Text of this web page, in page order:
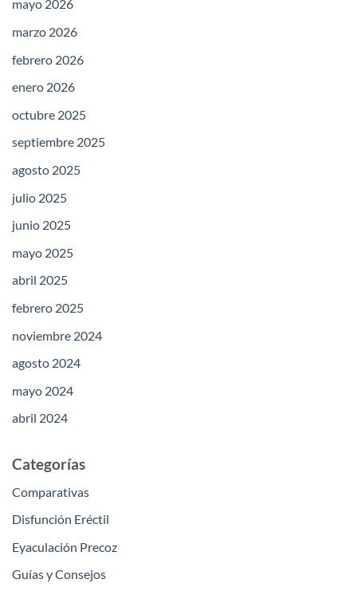
mayo 2026
marzo 2026
febrero 2026
enero 2026
octubre 2025
septiembre 2025
agosto 2025
julio 2025
junio 2025
mayo 2025
abril 2025
febrero 2025
noviembre 2024
agosto 2024
mayo 2024
abril 2024
Categorías
Comparativas
Disfunción Eréctil
Eyaculación Precoz
Guías y Consejos